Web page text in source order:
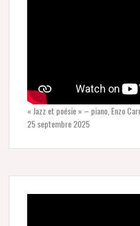
« Jazz et poésie » – piano, Enzo
25 septembre 2025